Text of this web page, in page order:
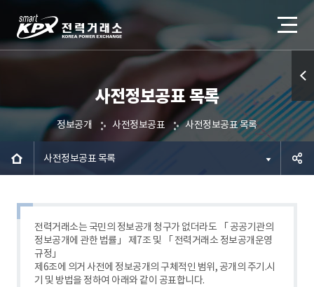
사전정보공표 목록
정보공개 사전정보공표 사전정보공표 목록
사전정보공표 목록
전력거래소는 국민의 정보공개 청구가 없더라도 「 공공기관의
정보공개에 관한 법률」 제7조 및 「 전력거래소 정보공개운영
규정」
제6조에 의거 사전에 정보공개의 구체적인 범위, 공개의 주기.시
기 및 방법을 정하여 아래와 같이 공표합니다.
퀵메
뉴 열
기